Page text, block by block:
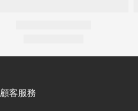
顧客服務